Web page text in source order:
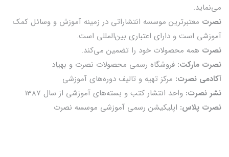
می‌نماید.
نصرت معتبرترین موسسه انتشاراتی در زمینه آموزش و وسائل کمک
آموزشی است و دارای اعتباری بین‌المللی است.
نصرت همه محصولات خود را تضمين می‌كند.
نصرت مارکت: فروشگاه رسمی محصولات نصرت و بهیاد
آکادمی نصرت: مرکز تهیه و تالیف دوره‌های آموزشی
نشر نصرت: واحد انتشار کتب و بسته‌های آموزشی از سال 1387
نصرت پلاس: اپلیکیشن رسمی آموزشی موسسه نصرت